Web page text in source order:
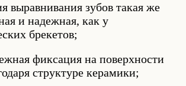
выравнивания зубов такая же
и надежная, как у
брекетов;
фиксация на поверхности
структуре керамики;